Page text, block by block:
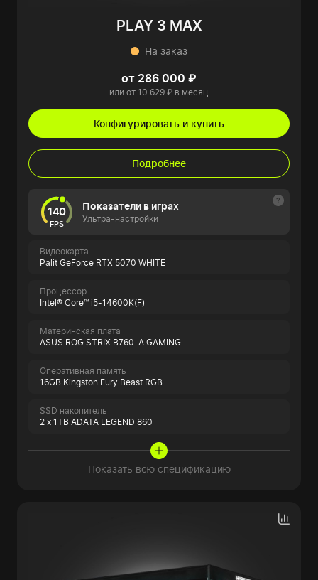
PLAY 3 MAX
На заказ
от 286 000 ₽
или от 10 629 ₽ в месяц
Конфигурировать и купить
Подробнее
140
FPS
Показатели в играх
Ультра-настройки
Видеокарта
Palit GeForce RTX 5070 WHITE
Процессор
Intel® Core™ i5-14600K(F)
Материнская плата
ASUS ROG STRIX B760-A GAMING
Оперативная память
16GB Kingston Fury Beast RGB
SSD накопитель
2 x 1TB ADATA LEGEND 860
Показать всю спецификацию